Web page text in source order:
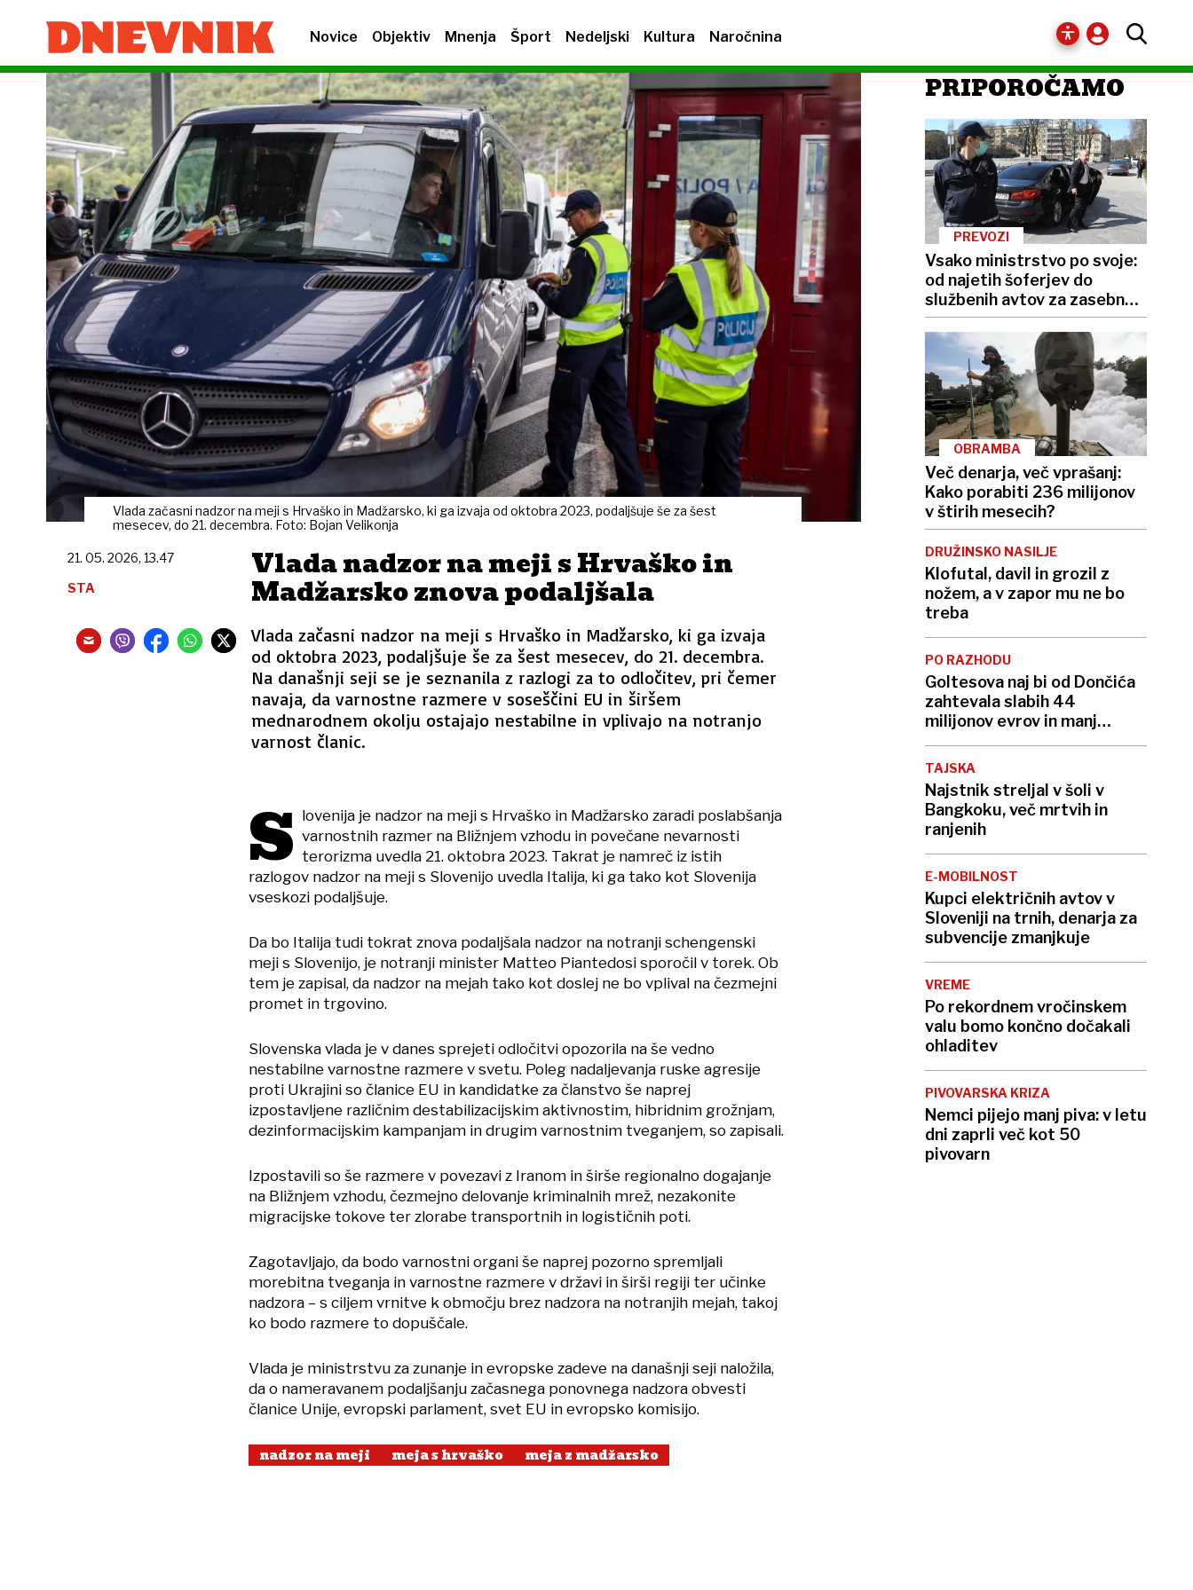
Novice Objektiv Mnenja Šport Nedeljski Kultura Naročnina
Vlada začasni nadzor na meji s Hrvaško in Madžarsko, ki ga izvaja od oktobra 2023, podaljšuje še za šest
mesecev, do 21. decembra. Foto: Bojan Velikonja
Vlada nadzor na meji s Hrvaško in
Madžarsko znova podaljšala
Vlada začasni nadzor na meji s Hrvaško in Madžarsko, ki ga izvaja
od oktobra 2023, podaljšuje še za šest mesecev, do 21. decembra.
Na današnji seji se je seznanila z razlogi za to odločitev, pri čemer
navaja, da varnostne razmere v soseščini EU in širšem
mednarodnem okolju ostajajo nestabilne in vplivajo na notranjo
varnost članic.
21. 05. 2026, 13.47
STA
S lovenija je nadzor na meji s Hrvaško in Madžarsko zaradi poslabšanja
varnostnih razmer na Bližnjem vzhodu in povečane nevarnosti
terorizma uvedla 21. oktobra 2023. Takrat je namreč iz istih
razlogov nadzor na meji s Slovenijo uvedla Italija, ki ga tako kot Slovenija
vseskozi podaljšuje.
Da bo Italija tudi tokrat znova podaljšala nadzor na notranji schengenski
meji s Slovenijo, je notranji minister Matteo Piantedosi sporočil v torek. Ob
tem je zapisal, da nadzor na mejah tako kot doslej ne bo vplival na čezmejni
promet in trgovino.
Slovenska vlada je v danes sprejeti odločitvi opozorila na še vedno
nestabilne varnostne razmere v svetu. Poleg nadaljevanja ruske agresije
proti Ukrajini so članice EU in kandidatke za članstvo še naprej
izpostavljene različnim destabilizacijskim aktivnostim, hibridnim grožnjam,
dezinformacijskim kampanjam in drugim varnostnim tveganjem, so zapisali.
Izpostavili so še razmere v povezavi z Iranom in širše regionalno dogajanje
na Bližnjem vzhodu, čezmejno delovanje kriminalnih mrež, nezakonite
migracijske tokove ter zlorabe transportnih in logističnih poti.
Zagotavljajo, da bodo varnostni organi še naprej pozorno spremljali
morebitna tveganja in varnostne razmere v državi in širši regiji ter učinke
nadzora – s ciljem vrnitve k območju brez nadzora na notranjih mejah, takoj
ko bodo razmere to dopuščale.
Vlada je ministrstvu za zunanje in evropske zadeve na današnji seji naložila,
da o nameravanem podaljšanju začasnega ponovnega nadzora obvesti
članice Unije, evropski parlament, svet EU in evropsko komisijo.
nadzor na meji meja s hrvaško meja z madžarsko
PRIPOROČAMO
PREVOZI
Vsako ministrstvo po svoje:
od najetih šoferjev do
službenih avtov za zasebno
rabo
OBRAMBA
Več denarja, več vprašanj:
Kako porabiti 236 milijonov
v štirih mesecih?
DRUŽINSKO NASILJE
Klofutal, davil in grozil z
nožem, a v zapor mu ne bo
treba
PO RAZHODU
Goltesova naj bi od Dončića
zahtevala slabih 44
milijonov evrov in manj
stikov z otrokoma
TAJSKA
Najstnik streljal v šoli v
Bangkoku, več mrtvih in
ranjenih
E-MOBILNOST
Kupci električnih avtov v
Sloveniji na trnih, denarja za
subvencije zmanjkuje
VREME
Po rekordnem vročinskem
valu bomo končno dočakali
ohladitev
PIVOVARSKA KRIZA
Nemci pijejo manj piva: v letu
dni zaprli več kot 50
pivovarn